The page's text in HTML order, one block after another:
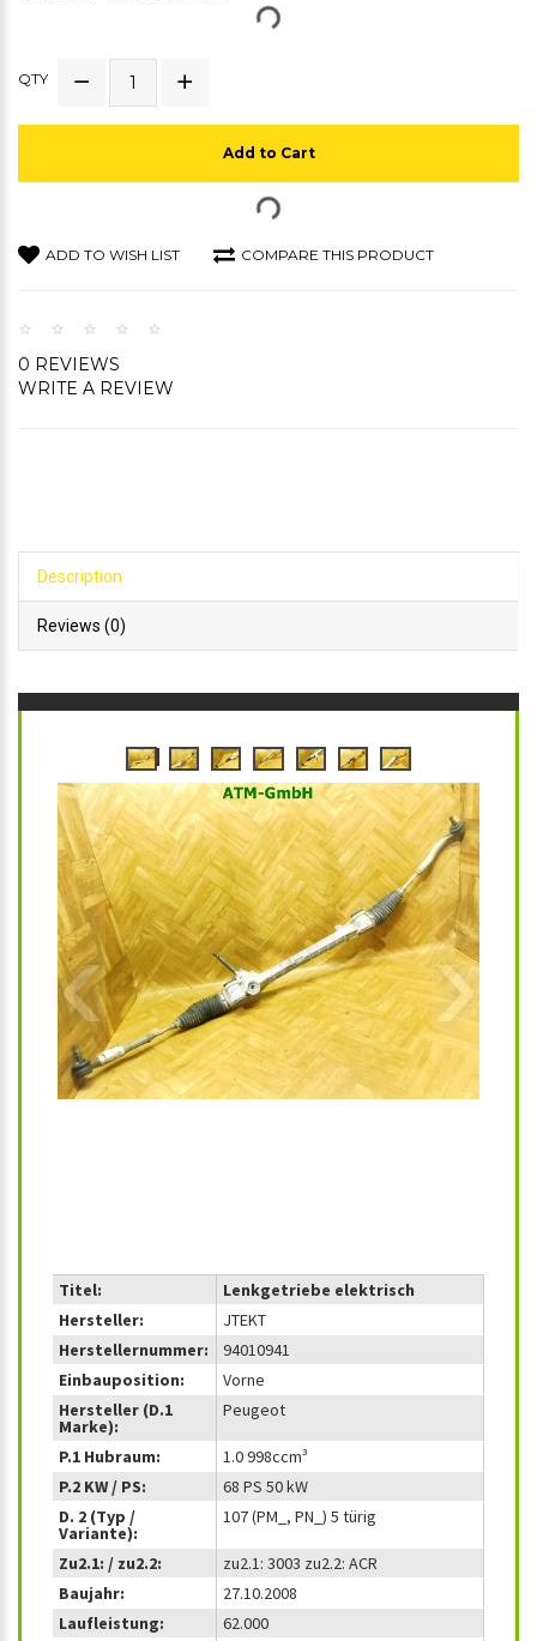
QTY
Add to Cart
ADD TO WISH LIST COMPARE THIS PRODUCT
0 REVIEWS
WRITE A REVIEW
Description
Reviews (0)
‹ ›
Titel:
Lenkgetriebe elektrisch
Hersteller:
JTEKT
Herstellernummer:
94010941
Einbauposition:
Vorne
Hersteller (D.1
Marke):
Peugeot
P.1 Hubraum:
1.0 998ccm³
P.2 KW / PS:
68 PS 50 kW
D. 2 (Typ /
Variante):
107 (PM_, PN_) 5 türig
Zu2.1: / zu2.2:
zu2.1: 3003 zu2.2: ACR
Baujahr:
27.10.2008
Laufleistung:
62.000